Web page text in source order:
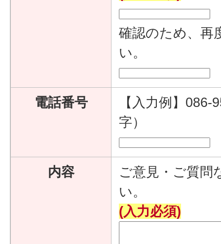
確認のため、再
い。
電話番号
【入力例】
字）
内容
ご意見・ご質問
い。
(入力必須)